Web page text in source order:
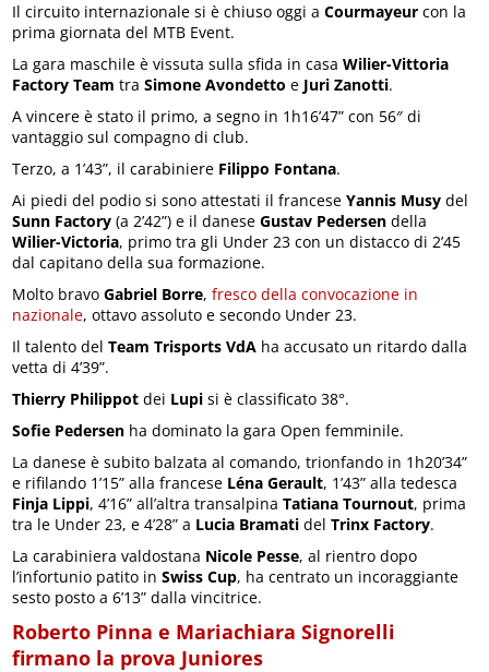
Il circuito internazionale si è chiuso oggi aCourmayeur con la
prima giornata del MTB Event.
La gara maschile è vissuta sulla sfida in casaWilier-Vittoria
Factory Team traSimone Avondetto e Juri Zanotti.
A vincere è stato il primo, a segno in 1h16’47” con 56″ di
vantaggio sul compagno di club.
Terzo, a 1’43”, il carabiniere Filippo Fontana.
Ai piedi del podio si sono attestati il franceseYannis Musy del
Sunn Factory (a 2’42”) e il daneseGustav Pedersen della
Wilier-Victoria, primo tra gli Under 23 con un distacco di 2’45
dal capitano della sua formazione.
Molto bravoGabriel Borre,fresco della convocazione in
nazionale, ottavo assoluto e secondo Under 23.
Il talento delTeam Trisports VdA ha accusato un ritardo dalla
vetta di 4’39”.
Thierry Philippot dei Lupi si è classificato 38°.
Sofie Pedersen ha dominato la gara Open femminile.
La danese è subito balzata al comando, trionfando in 1h20’34”
e rifilando 1’15” alla francese Léna Gerault, 1’43” alla tedesca
Finja Lippi, 4’16” all’altra transalpinaTatiana Tournout, prima
tra le Under 23, e 4’28” a Lucia Bramati delTrinx Factory.
La carabiniera valdostana Nicole Pesse, al rientro dopo
l’infortunio patito inSwiss Cup, ha centrato un incoraggiante
sesto posto a 6’13” dalla vincitrice.
Roberto Pinna e Mariachiara Signorelli
firmano la prova Juniores